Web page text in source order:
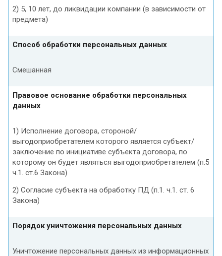
2) 5, 10 лет, до ликвидации компании (в зависимости от
предмета)
Способ обработки персональных данных
Смешанная
Правовое основание обработки персональных
данных
1) Исполнение договора, стороной/
выгодоприобретателем которого является субъект/
заключение по инициативе субъекта договора, по
которому он будет являться выгодоприобретателем (п.5
ч.1. ст.6 Закона)
2) Согласие субъекта на обработку ПД (п.1. ч.1. ст. 6
Закона)
Порядок уничтожения персональных данных
Уничтожение персональных данных из информационных